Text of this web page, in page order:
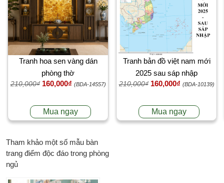
Tranh hoa sen vàng dán
phòng thờ
210,000₫ 160,000₫ (BDA-14557)
Mua ngay
Tranh bản đồ việt nam mới
2025 sau sáp nhập
210,000₫ 160,000₫ (BDA-10139)
Mua ngay
Tham khảo một số mẫu bàn
trang điểm độc đáo trong phòng
ngủ